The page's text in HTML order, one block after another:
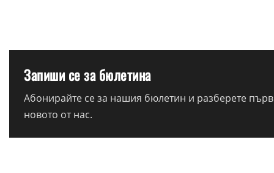
Запиши се за бюлетина
Абонирайте се за нашия бюлетин и разберете
новото от нас.